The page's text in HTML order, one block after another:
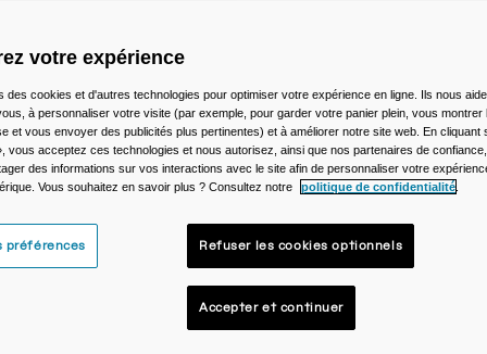
Mug SST 500ml
votre expérience
des cookies et d'autres technologies pour optimiser votre expérience en ligne. Ils nous
à personnaliser votre visite (par exemple, pour garder votre panier plein, vous montrer
et vous envoyer des publicités plus pertinentes) et à améliorer notre site web. En cliquant
vous acceptez ces technologies et nous autorisez, ainsi que nos partenaires de confiance,
des informations sur vos interactions avec le site afin de personnaliser votre
Vous souhaitez en savoir plus ? Consultez notre
politique de confidentialité
préférences Refuser les cookies optionnels
Accepter et continuer